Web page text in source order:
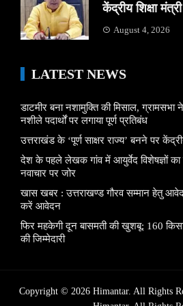
केंद्रीय शिक्षा
August 4, 2026
LATEST NEWS
डाटमीर बना नशामुक्ति की मिसाल,
नशीले पदार्थों पर लगाया पूर्ण प्रतिबंध
उत्तराखंड के ‘पूर्ण साक्षर राज्य’ बनने पर
देश के पहले लेखक गांव में आयुर्वेद विशेषज्ञों
नवाचार पर जोर
खास खबर : उत्तराखण्ड गौरव सम्मान हेतु
करें आवेदन
फिर महकेगी दून बासमती की खुशबू: 160
की जिम्मेदारी
Copyright © 2026 Himantar. All Rights